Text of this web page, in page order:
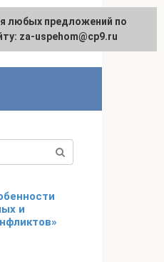
English
и
любых предложений по
za-uspehom@cp9.ru